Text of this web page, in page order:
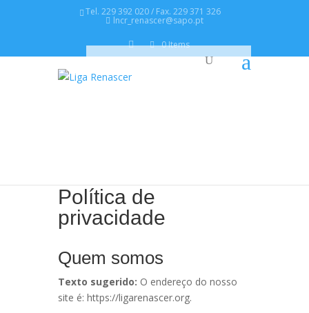
Tel. 229 392 020 / Fax. 229 371 326
lncr_renascer@sapo.pt
0 Items
Política de
privacidade
Quem somos
Texto sugerido: O endereço do nosso
site é: https://ligarenascer.org.